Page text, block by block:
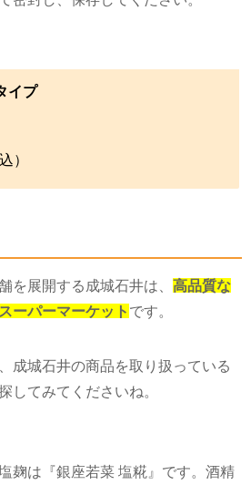
イプ
）
を展開する成城石井は、 高品質な
ーパーマーケット です。
成城石井の商品を取り扱っている
してみてくださいね。
麹は『銀座若菜 塩糀』です。酒精